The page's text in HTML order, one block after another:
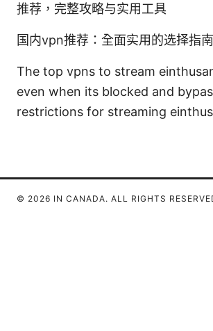
推荐，完整攻略与实用工具
国内vpn推荐：全面实用的选择指
The top vpns to stream
even when its blocked and
restrictions for streaming
© 2026 IN CANADA. ALL RIGHTS